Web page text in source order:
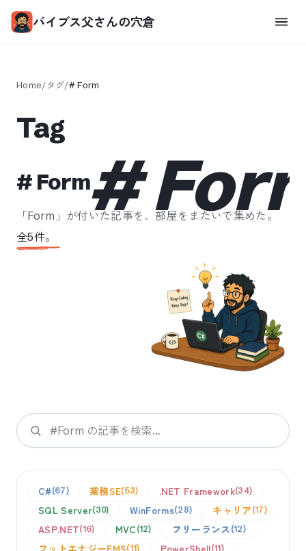
バイブス父さんの穴倉
Home/タグ/#Form
#
Tag
# Form
「Form 」が付いた記事を、部屋をまたいで集めた。
全5件。
検索
C# 67 業務SE 53 .NET Framework 34
SQL Server 30 WinForms 28 キャリア 17
ASP.NET 16 MVC 12 フリーランス 12
フットエナジーEMS 11 PowerShell 11